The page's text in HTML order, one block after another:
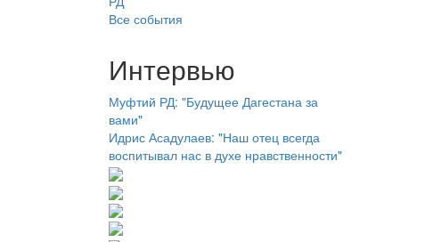
Все события
Интервью
Муфтий РД: "Будущее Дагестана за
вами"
Идрис Асадулаев: "Наш отец всегда
воспитывал нас в духе нравственности"